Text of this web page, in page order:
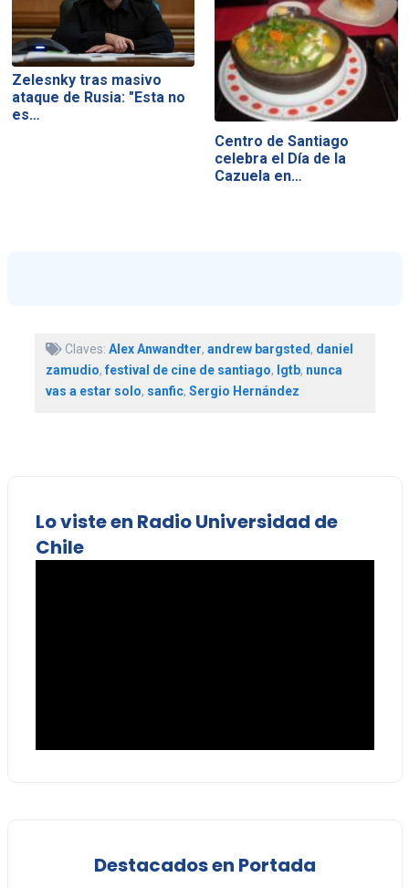
Zelesnky tras masivo
ataque de Rusia: "Esta no
es…
Centro de Santiago
celebra el Día de la
Cazuela en…
Claves: Alex Anwandter, andrew bargsted, daniel
zamudio,festival de cine de santiago, lgtb, nunca
vas a estar solo, sanfic, Sergio Hernández
Lo viste en Radio Universidad de
Chile
Destacados en Portada